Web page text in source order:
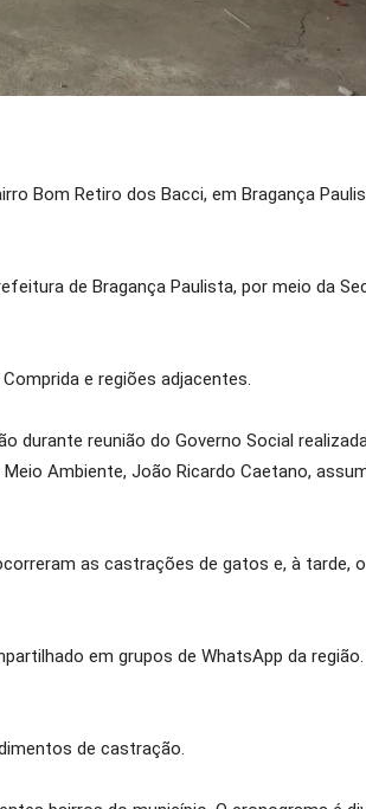
Bom Retiro dos Bacci, em Bragança
de Bragança Paulista, por meio da
e regiões adjacentes.
durante reunião do Governo Social
Ambiente, João Ricardo Caetano,
as castrações de gatos e, à tarde,
em grupos de WhatsApp da
de castração.